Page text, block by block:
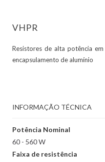
VHPR
Resistores de alta potência em
encapsulamento de alumínio
INFORMAÇÃO TÉCNICA
Potência Nominal
60 - 560 W
Faixa de resistência